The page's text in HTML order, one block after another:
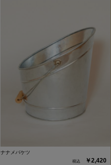
ナナメバケツ
￥2,420